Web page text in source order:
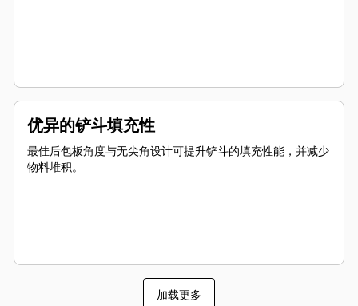
优异的铲斗填充性
最佳后包板角度与无尖角设计可提升铲斗的填充性能，并减少
物料堆积。
加载更多